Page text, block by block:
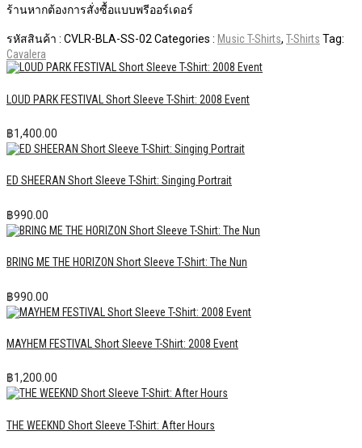
ร้านหากต้องการสั่งซื้อแบบพรีออร์เดอร์
รหัสสินค้า : CVLR-BLA-SS-02Categories : Music T-Shirts, T-Shirts Tag:
Cavalera
LOUD PARK FESTIVAL Short Sleeve T-Shirt: 2008 Event
฿1,400.00
ED SHEERAN Short Sleeve T-Shirt: Singing Portrait
฿990.00
BRING ME THE HORIZON Short Sleeve T-Shirt: The Nun
฿990.00
MAYHEM FESTIVAL Short Sleeve T-Shirt: 2008 Event
฿1,200.00
THE WEEKND Short Sleeve T-Shirt: After Hours